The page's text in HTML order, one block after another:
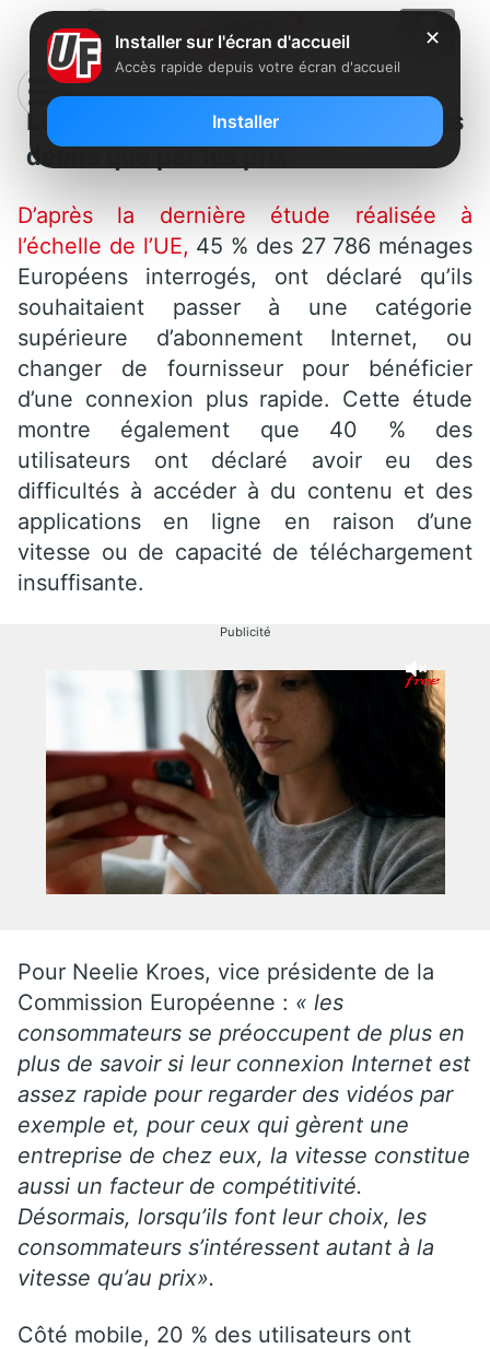
Les Européens autant attirés par les
débits que par les prix
D’après la dernière étude réalisée à
l’échelle de l’UE, 45 % des 27 786 ménages
Européens interrogés, ont déclaré qu’ils
souhaitaient passer à une catégorie
supérieure d’abonnement Internet, ou
changer de fournisseur pour bénéficier
d’une connexion plus rapide. Cette étude
montre également que 40 % des
utilisateurs ont déclaré avoir eu des
difficultés à accéder à du contenu et des
applications en ligne en raison d’une
vitesse ou de capacité de téléchargement
insuffisante.
Publicité
Pour Neelie Kroes, vice présidente de la
Commission Européenne : « les
consommateurs se préoccupent de plus en
plus de savoir si leur connexion Internet est
assez rapide pour regarder des vidéos par
exemple et, pour ceux qui gèrent une
entreprise de chez eux, la vitesse constitue
aussi un facteur de compétitivité.
Désormais, lorsqu’ils font leur choix, les
consommateurs s’intéressent autant à la
vitesse qu’au prix».
Côté mobile, 20 % des utilisateurs ont
✕
Installer sur l'écran d'accueil
Accès rapide depuis votre écran d'accueil
Installer